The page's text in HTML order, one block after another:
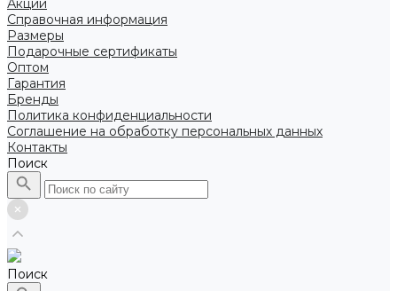
Акции
Справочная информация
Размеры
Подарочные сертификаты
Оптом
Гарантия
Бренды
Политика конфиденциальности
Соглашение на обработку персональных данных
Контакты
Поиск
Поиск